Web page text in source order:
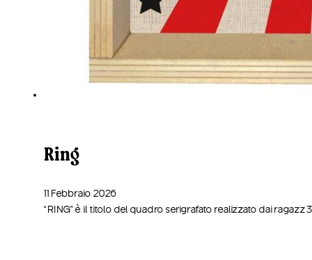
Ring
11 Febbraio 2026
“RING” è il titolo del quadro serigrafato realizzato dai